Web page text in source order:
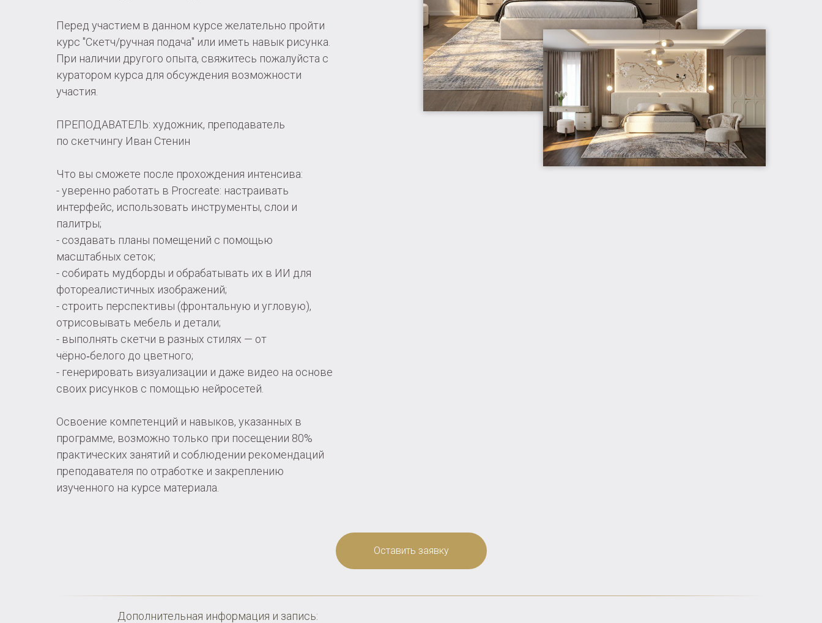
Перед участием в данном курсе желательно пройти
курс "Скетч/ручная подача" или иметь навык рисунка.
При наличии другого опыта, свяжитесь пожалуйста с
куратором курса для обсуждения возможности
участия.
ПРЕПОДАВАТЕЛЬ: художник, преподаватель
по скетчингу Иван Стенин
Что вы сможете после прохождения интенсива:
- уверенно работать в Procreate: настраивать
интерфейс, использовать инструменты, слои и
палитры;
- создавать планы помещений с помощью
масштабных сеток;
- собирать мудборды и обрабатывать их в ИИ для
фотореалистичных изображений;
- строить перспективы (фронтальную и угловую),
отрисовывать мебель и детали;
- выполнять скетчи в разных стилях — от
чёрно‑белого до цветного;
- генерировать визуализации и даже видео на основе
своих рисунков с помощью нейросетей.
Освоение компетенций и навыков, указанных в
программе, возможно только при посещении 80%
практических занятий и соблюдении рекомендаций
преподавателя по отработке и закреплению
изученного на курсе материала.
Оставить заявку
Дополнительная информация и запись: